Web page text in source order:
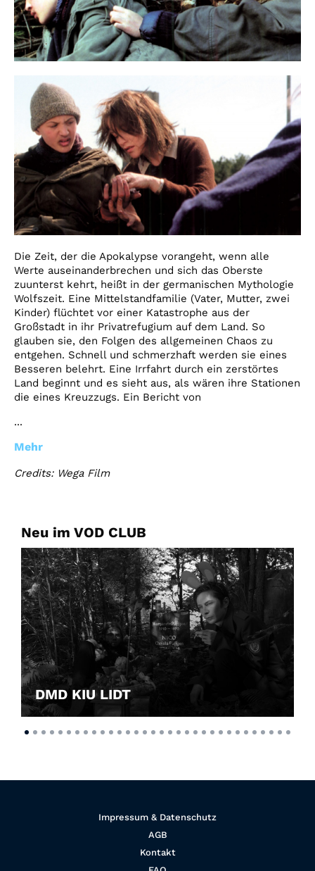
Die Zeit, der die Apokalypse vorangeht, wenn alle
Werte auseinanderbrechen und sich das Oberste
zuunterst kehrt, heißt in der germanischen Mythologie
Wolfszeit. Eine Mittelstandfamilie (Vater, Mutter, zwei
Kinder) flüchtet vor einer Katastrophe aus der
Großstadt in ihr Privatrefugium auf dem Land. So
glauben sie, den Folgen des allgemeinen Chaos zu
entgehen. Schnell und schmerzhaft werden sie eines
Besseren belehrt. Eine Irrfahrt durch ein zerstörtes
Land beginnt und es sieht aus, als wären ihre Stationen
die eines Kreuzzugs. Ein Bericht von
...
Mehr
Credits: Wega Film
Neu im VOD CLUB
DMD KIU LIDT
Impressum & Datenschutz
AGB
Kontakt